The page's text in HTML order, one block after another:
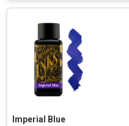
Imperial Blue